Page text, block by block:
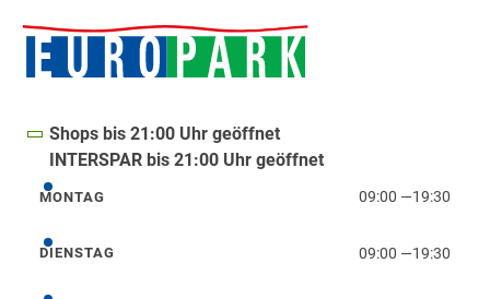
Shops bis 21:00 Uhr geöffnet
INTERSPAR bis 21:00 Uhr geöffnet
Montag
MONTAG 09:00 —19:30
Dienstag
DIENSTAG 09:00 —19:30